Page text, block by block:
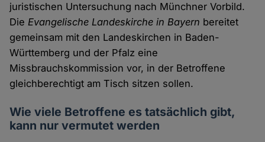
juristischen Untersuchung nach Münchner Vorbild.
DieEvangelische Landeskirche in Bayern bereitet
gemeinsam mit den Landeskirchen in Baden-
Württemberg und der Pfalz eine
Missbrauchskommission vor, in der Betroffene
gleichberechtigt am Tisch sitzen sollen.
Wie viele Betroffene es tatsächlich gibt,
kann nur vermutet werden